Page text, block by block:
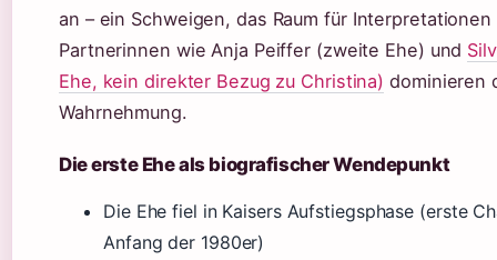
an – ein Schweigen, das Raum für
Partnerinnen wie Anja Peiffer (zweite Ehe) und
Ehe, kein direkter Bezug zu Christina) dominieren
Wahrnehmung.
Die erste Ehe als biografischer Wendepunkt
Die Ehe fiel in Kaisers Aufstiegsphase (erste
Anfang der 1980er)